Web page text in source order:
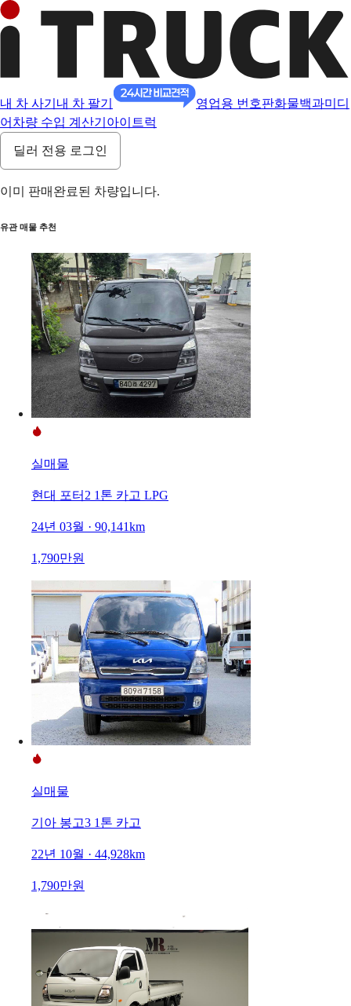
내 차 사기 내 차 팔기 영업용 번호판화물백과미디
어 차량 수입 계산기 아이트럭
딜러 전용 로그인
이미 판매완료된 차량입니다.
유관 매물 추천
실매물
현대 포터2 1톤 카고 LPG
24년 03월 · 90,141km
1,790만원
실매물
기아 봉고3 1톤 카고
22년 10월 · 44,928km
1,790만원